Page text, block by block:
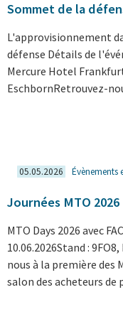
Sommet de la
L'approvisionnement
défense Détails de
Mercure Hotel
EschbornRetrouvez-
05.05.2026 Évènements
Journées MTO 2026
MTO Days 2026 avec
10.06.2026Stand :
nous à la première des
salon des acheteurs de